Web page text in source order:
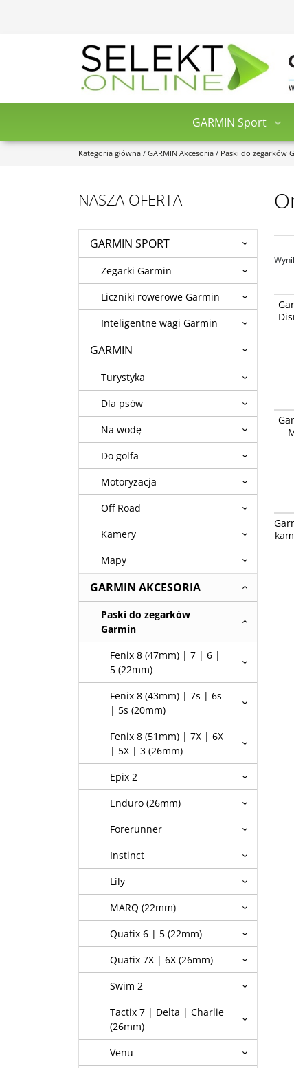
GARMIN Sport
Kategoria główna / GARMIN Akcesoria / Paski do zegarków
NASZA OFERTA
GARMIN SPORT
Zegarki Garmin
Liczniki rowerowe Garmin
Inteligentne wagi Garmin
GARMIN
Turystyka
Dla psów
Na wodę
Do golfa
Motoryzacja
Off Road
Kamery
Mapy
GARMIN AKCESORIA
Paski do zegarków
Garmin
Fenix 8 (47mm) | 7 | 6 |
5 (22mm)
Fenix 8 (43mm) | 7s | 6s
| 5s (20mm)
Fenix 8 (51mm) | 7X | 6X
| 5X | 3 (26mm)
Epix 2
Enduro (26mm)
Forerunner
Instinct
Lily
MARQ (22mm)
Quatix 6 | 5 (22mm)
Quatix 7X | 6X (26mm)
Swim 2
Tactix 7 | Delta | Charlie
(26mm)
Venu